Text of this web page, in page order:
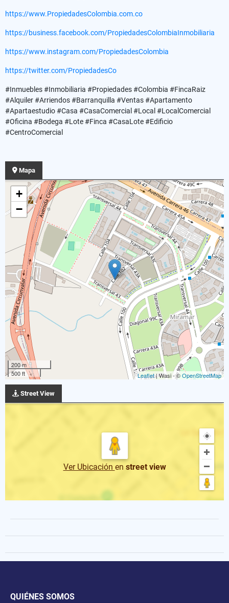
https://www.PropiedadesColombia.com.co
https://business.facebook.com/PropiedadesColombiaInmobiliaria
https://www.instagram.com/PropiedadesColombia
https://twitter.com/PropiedadesCo
#Inmuebles #Inmobiliaria #Propiedades #Colombia #FincaRaiz
#Alquiler #Arriendos #Barranquilla #Ventas #Apartamento
#Apartaestudio #Casa #CasaComercial #Local #LocalComercial
#Oficina #Bodega #Lote #Finca #CasaLote #Edificio
#CentroComercial
Mapa
+
−
200 m
500 ft
Leaflet| Wasi - ©OpenStreetMap
Street View
Ver Ubicación en street view
QUIÉNES SOMOS